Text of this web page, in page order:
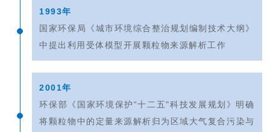
1993年
国家环保局《城市环境综合整治规划编制技术大纲》
中提出利用受体模型开展颗粒物来源解析工作
2001年
环保部《国家环境保护“十二五"科技发展规划》明确
将颗粒物中的定量来源解析归为区域大气复合污染与